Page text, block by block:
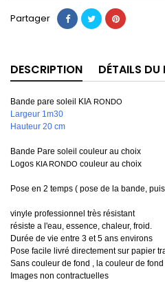
Partager
DESCRIPTION DÉTAILS DU
Bande pare soleil KIA RONDO
Largeur 1m30
Hauteur 20 cm
Bande Pare soleil couleur au choix
Logos KIA RONDO couleur au choix
Pose en 2 temps ( pose de la bande,
vinyle professionnel très résistant
résiste a l'eau, essence, chaleur, froid.
Durée de vie entre 3 et 5 ans environs
Pose facile livré directement sur papier
Sans couleur de fond , la couleur de
Images non contractuelles